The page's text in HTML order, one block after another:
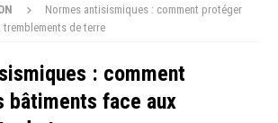
Normes antisismiques : comment protéger
de terre
: comment
bâtiments face aux